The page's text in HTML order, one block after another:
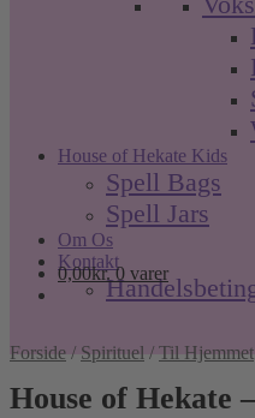
House of Hekate Kids
Spell Bags
Spell Jars
Om Os
Kontakt
0,00kr. 0 varer
Forside / Spirituel /Til Hjemmet
House of Hekate